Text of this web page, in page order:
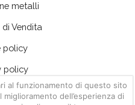
al funzionamento di questo sito
dell’esperienza di
metalli
Vendita
policy
policy